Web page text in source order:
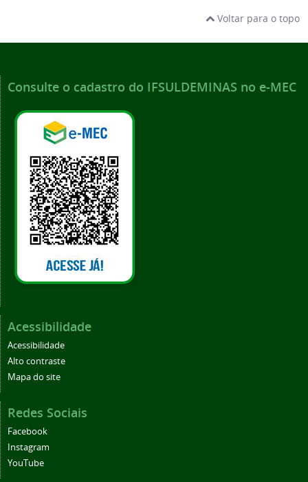
Voltar para o topo
Consulte o cadastro do IFSULDEMINAS no e-MEC
Acessibilidade
Acessibilidade
Alto contraste
Mapa do site
Redes Sociais
Facebook
Instagram
YouTube